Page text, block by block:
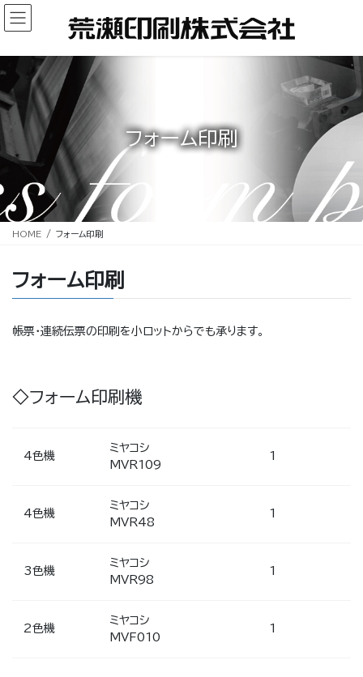
コ
ン
ツ
へ
ス
ッ
プ
ナ
ビ
ー
シ
ョ
ン
移
動
フォーム印刷
HOME フォーム印刷
フォーム印刷
帳票・連続伝票の印刷を小ロットからでも承ります。
◇フォーム印刷機
4色機
ミヤコシ
MVR109
1
4色機
ミヤコシ
MVR48
1
3色機
ミヤコシ
MVR98
1
2色機
ミヤコシ
MVF010
1